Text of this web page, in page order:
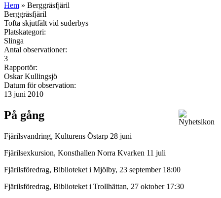
Hem » Berggräsfjäril
Berggräsfjäril
Tofta skjutfält vid suderbys
Platskategori:
Slinga
Antal observationer:
3
Rapportör:
Oskar Kullingsjö
Datum för observation:
13 juni 2010
På gång
Fjärilsvandring, Kulturens Östarp 28 juni
Fjärilsexkursion, Konsthallen Norra Kvarken 11 juli
Fjärilsföredrag, Biblioteket i Mjölby, 23 september 18:00
Fjärilsföredrag, Biblioteket i Trollhättan, 27 oktober 17:30